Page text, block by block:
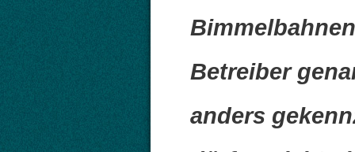
Betreiber
anders